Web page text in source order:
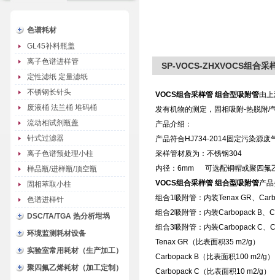
色谱耗材
GL45补料瓶盖
离子色谱进样管
定性滤纸 定量滤纸
不锈钢长针头
废液桶 法兰桶 堆码桶
流动相试剂瓶盖
针式过滤器
离子色谱预处理小柱
样品瓶/进样瓶/顶空瓶
固相萃取小柱
色谱进样针
DSC/TA/TGA 热分析坩埚
环境监测耗材设备
实验室常用耗材（生产加工）
聚四氟乙烯耗材（加工定制）
SP-VOCS-ZHXVOCS组合采
VOCS组合采样管 组合型吸附管由
发有机物的测定，固相吸附-热脱附/
产品介绍：
产品符合HJ734-2014固定污染源废
采样管材质为：不锈钢304
内径：6mm 可选配铜帽或聚四氟
VOCS组合采样管 组合型吸附管产
组合1吸附管：内装Tenax GR、
组合2吸附管：内装Carbopack B、
组合3吸附管：内装Carbopack C、
Tenax GR（比表面积35 m2/g）
Carbopack B（比表面积100 m2/g）
Carbopack C（比表面积10 m2/g）